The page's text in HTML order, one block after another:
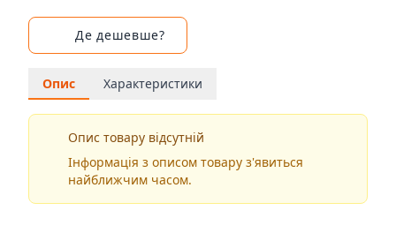
Де дешевше?
Опис Характеристики
Опис товару відсутній
Інформація з описом товару з'явиться
найближчим часом.